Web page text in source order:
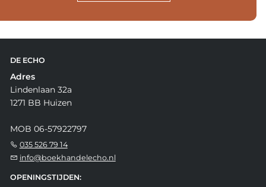
DE ECHO
Adres
Lindenlaan 32a
1271 BB Huizen
MOB 06-57922797
035 526 79 14
info@boekhandelecho.nl
OPENINGSTIJDEN: